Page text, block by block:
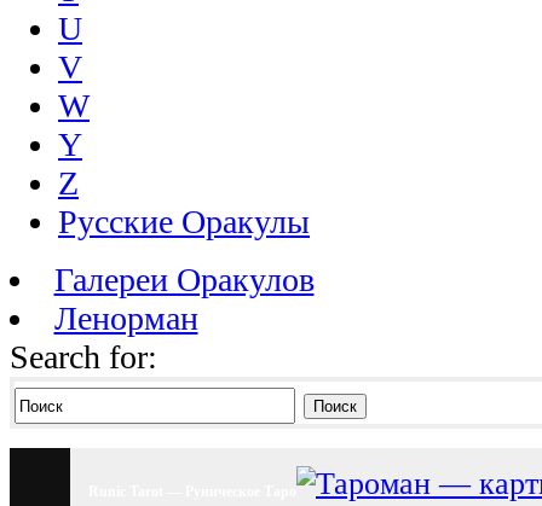
U
V
W
Y
Z
Русские Оракулы
Галереи Оракулов
Ленорман
Search for:
Поиск